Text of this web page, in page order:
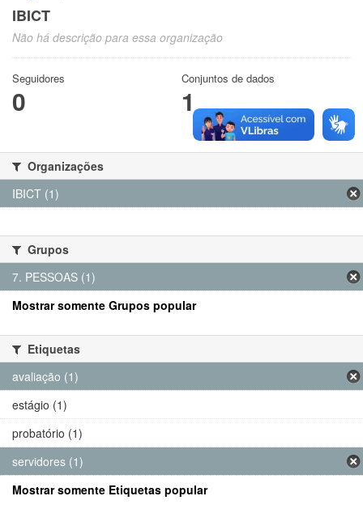
IBICT
Não há descrição para essa organização
Seguidores
0
Conjuntos de dados
1
Organizações
IBICT (1)
Grupos
7. PESSOAS (1)
Mostrar somente Grupos popular
Etiquetas
avaliação (1)
estágio (1)
probatório (1)
servidores (1)
Mostrar somente Etiquetas popular